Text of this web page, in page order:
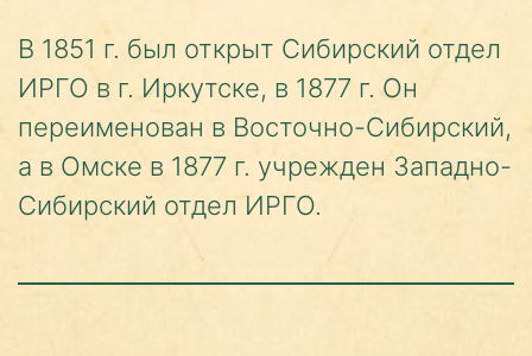
В 1851 г. был открыт Сибирский отдел
ИРГО в г. Иркутске, в 1877 г. Он
переименован в Восточно-Сибирский,
а в Омске в 1877 г. учрежден Западно-
Сибирский отдел ИРГО.